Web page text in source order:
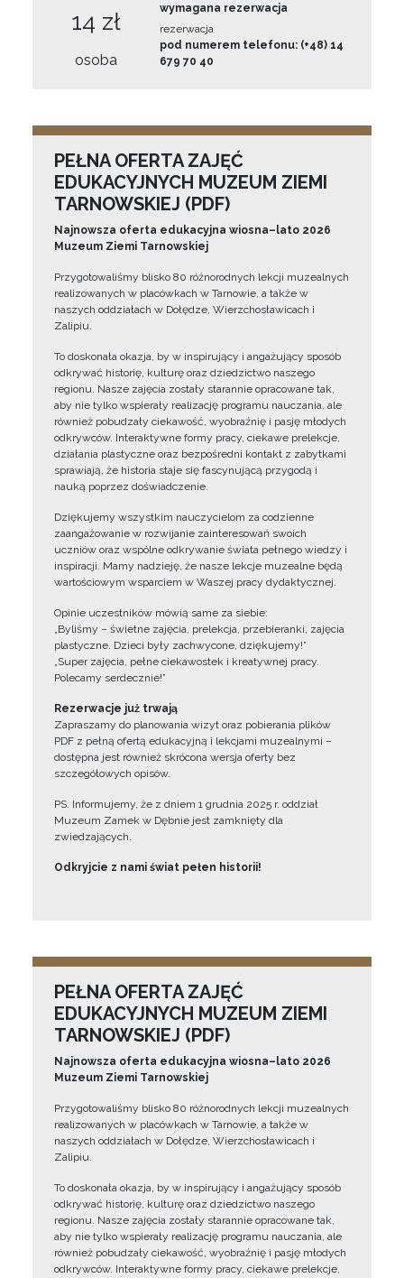
14 zł
osoba
wymagana rezerwacja
rezerwacja
pod numerem telefonu: (+48) 14
679 70 40
PEŁNA OFERTA ZAJĘĆ
EDUKACYJNYCH MUZEUM ZIEMI
TARNOWSKIEJ (PDF)
Najnowsza oferta edukacyjna wiosna–lato 2026
Muzeum Ziemi Tarnowskiej
Przygotowaliśmy blisko 80 różnorodnych lekcji muzealnych
realizowanych w placówkach w Tarnowie, a także w
naszych oddziałach w Dołędze, Wierzchosławicach i
Zalipiu.
To doskonała okazja, by w inspirujący i angażujący sposób
odkrywać historię, kulturę oraz dziedzictwo naszego
regionu. Nasze zajęcia zostały starannie opracowane tak,
aby nie tylko wspierały realizację programu nauczania, ale
również pobudzały ciekawość, wyobraźnię i pasję młodych
odkrywców. Interaktywne formy pracy, ciekawe prelekcje,
działania plastyczne oraz bezpośredni kontakt z zabytkami
sprawiają, że historia staje się fascynującą przygodą i
nauką poprzez doświadczenie.
Dziękujemy wszystkim nauczycielom za codzienne
zaangażowanie w rozwijanie zainteresowań swoich
uczniów oraz wspólne odkrywanie świata pełnego wiedzy i
inspiracji. Mamy nadzieję, że nasze lekcje muzealne będą
wartościowym wsparciem w Waszej pracy dydaktycznej.
Opinie uczestników mówią same za siebie:
„Byliśmy – świetne zajęcia, prelekcja, przebieranki, zajęcia
plastyczne. Dzieci były zachwycone, dziękujemy!”
„Super zajęcia, pełne ciekawostek i kreatywnej pracy.
Polecamy serdecznie!”
Rezerwacje już trwają
Zapraszamy do planowania wizyt oraz pobierania plików
PDF z pełną ofertą edukacyjną i lekcjami muzealnymi –
dostępna jest również skrócona wersja oferty bez
szczegółowych opisów.
PS. Informujemy, że z dniem 1 grudnia 2025 r. oddział
Muzeum Zamek w Dębnie jest zamknięty dla
zwiedzających.
Odkryjcie z nami świat pełen historii!
PEŁNA OFERTA ZAJĘĆ
EDUKACYJNYCH MUZEUM ZIEMI
TARNOWSKIEJ (PDF)
Najnowsza oferta edukacyjna wiosna–lato 2026
Muzeum Ziemi Tarnowskiej
Przygotowaliśmy blisko 80 różnorodnych lekcji muzealnych
realizowanych w placówkach w Tarnowie, a także w
naszych oddziałach w Dołędze, Wierzchosławicach i
Zalipiu.
To doskonała okazja, by w inspirujący i angażujący sposób
odkrywać historię, kulturę oraz dziedzictwo naszego
regionu. Nasze zajęcia zostały starannie opracowane tak,
aby nie tylko wspierały realizację programu nauczania, ale
również pobudzały ciekawość, wyobraźnię i pasję młodych
odkrywców. Interaktywne formy pracy, ciekawe prelekcje,